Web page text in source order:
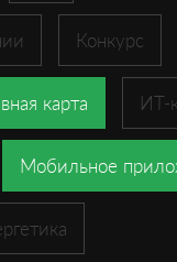
Конкурс
карта ИТ-
Мобильное